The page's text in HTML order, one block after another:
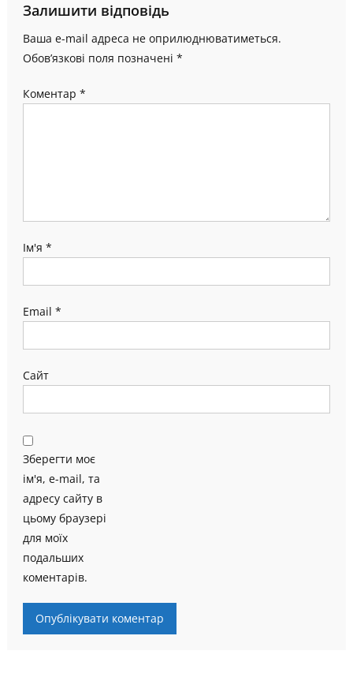
Залишити відповідь
Ваша e-mail адреса не оприлюднюватиметься.
Обов’язкові поля позначені *
Коментар *
Ім'я *
Email *
Сайт
Зберегти моє
ім'я, e-mail, та
адресу сайту в
цьому браузері
для моїх
подальших
коментарів.